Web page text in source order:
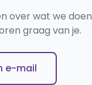
over wat we
graag van je.
e-mail